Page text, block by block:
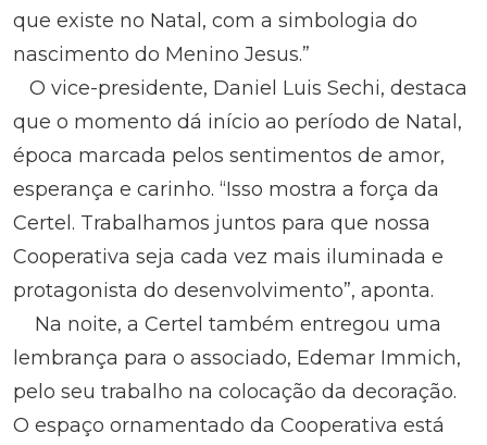
que existe no Natal, com a simbologia do
nascimento do Menino Jesus.”
O vice-presidente, Daniel Luis Sechi, destaca
que o momento dá início ao período de Natal,
época marcada pelos sentimentos de amor,
esperança e carinho. “Isso mostra a força da
Certel. Trabalhamos juntos para que nossa
Cooperativa seja cada vez mais iluminada e
protagonista do desenvolvimento”, aponta.
Na noite, a Certel também entregou uma
lembrança para o associado, Edemar Immich,
pelo seu trabalho na colocação da decoração.
O espaço ornamentado da Cooperativa está